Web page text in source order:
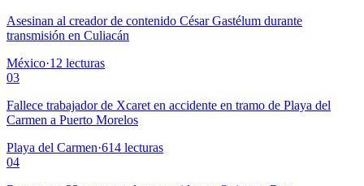
Asesinan al creador de contenido César Gastélum durante
transmisión en Culiacán
México·12 lecturas
03
Fallece trabajador de Xcaret en accidente en tramo de Playa del
Carmen a Puerto Morelos
Playa del Carmen·614 lecturas
04